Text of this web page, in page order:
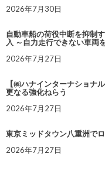
2026年7月30日
自動車船の荷役中断を抑制
入 ～自力走行できない車両
2026年7月27日
【㈱ハナインターナショナ
更なる強化ねらう
2026年7月27日
東京ミッドタウン八重洲で
2026年7月27日